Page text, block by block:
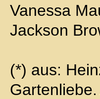
Vanessa
Jackson
(*) aus: